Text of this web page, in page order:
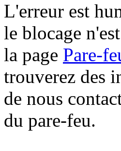
L'erreur est
le blocage
la page Pare-
trouverez des
de nous
du pare-feu.